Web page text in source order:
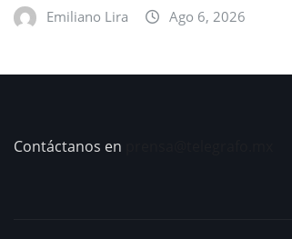
Emiliano Lira Ago 6, 2026
Contáctanos en